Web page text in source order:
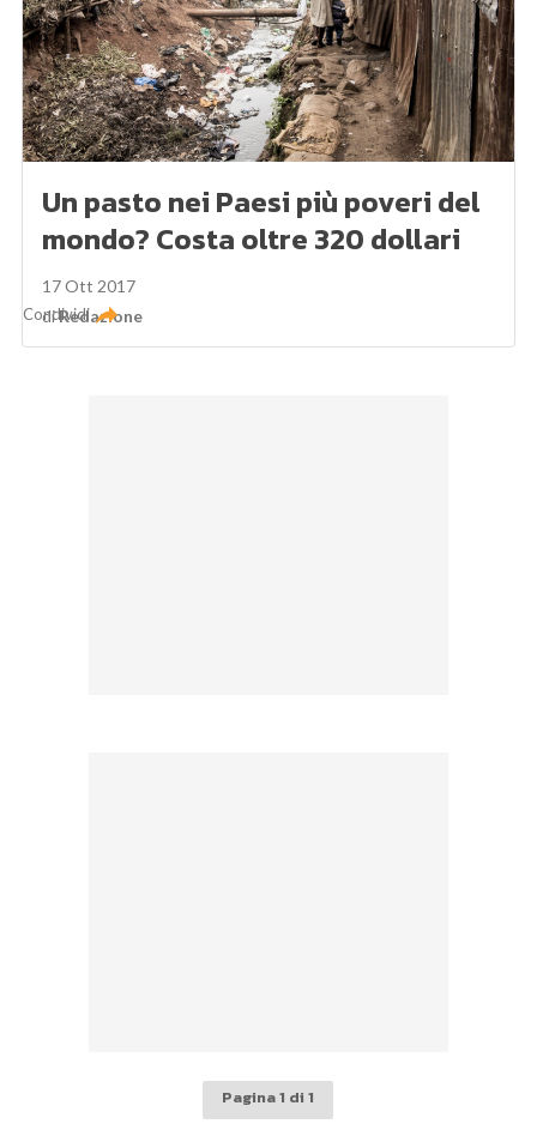
Un pasto nei Paesi più poveri del
mondo? Costa oltre 320 dollari
17 Ott 2017
diRedazione
Condividi
Pagina 1 di 1